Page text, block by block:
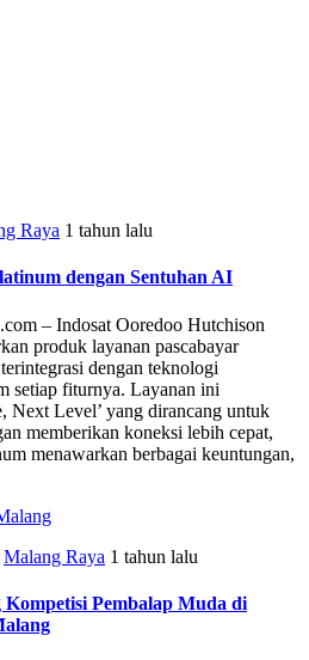
Raya 1 tahun lalu
dengan Sentuhan AI
– Indosat Ooredoo Hutchison
produk layanan pascabayar
dengan teknologi
setiap fiturnya. Layanan ini
Next Level’ yang dirancang untuk
memberikan koneksi lebih cepat,
menawarkan berbagai keuntungan,
Malang Raya 1 tahun lalu
Pembalap Muda di